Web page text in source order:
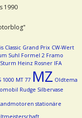
1990
Classic Grand Prix CW-Wert
Suhl Formel 2 Framo
Heinz Rosner IFA
1000 MT 77 MZ Oldtema
Rudge Silbervase
stationäre